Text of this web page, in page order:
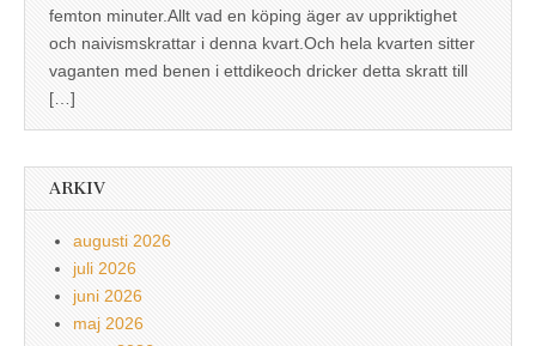
femton minuter.Allt vad en köping äger av uppriktighet
och naivismskrattar i denna kvart.Och hela kvarten sitter
vaganten med benen i ettdikeoch dricker detta skratt till
[…]
ARKIV
augusti 2026
juli 2026
juni 2026
maj 2026